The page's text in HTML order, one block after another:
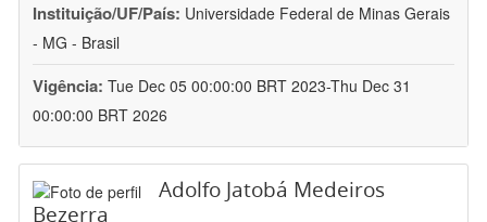
Instituição/UF/País: Universidade Federal de Minas Gerais
- MG - Brasil
Vigência: Tue Dec 05 00:00:00 BRT 2023-Thu Dec 31
00:00:00 BRT 2026
Adolfo Jatobá Medeiros
Bezerra